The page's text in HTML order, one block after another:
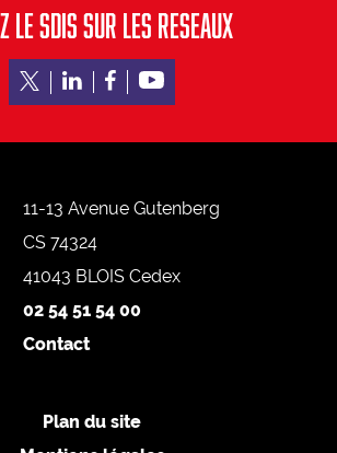
Chutes
Staying alive
SE FORMER
d’organisation de la formation
ENASIS
physiques et sportives
et secours civique
sapeur-pompier volontaire
LE SDIS SUR LES RESEAUX
11-13 Avenue Gutenberg
CS 74324
41043 BLOIS Cedex
02 54 51 54 00
Contact
Plan du site